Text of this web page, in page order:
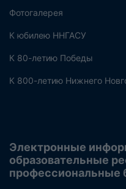
Фотогалерея
К юбилею ННГАСУ
К 80-летию Победы
К 800-летию Нижнего
Электронные
образовательные
профессиональные